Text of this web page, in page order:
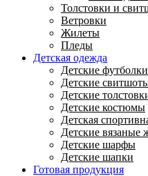
Толстовки и
Ветровки
Жилеты
Пледы
Детская одежда
Детские футболки
Детские
Детские
Детские костюмы
Детская
Детские вязаные
Детские шарфы
Детские шапки
Готовая продукция